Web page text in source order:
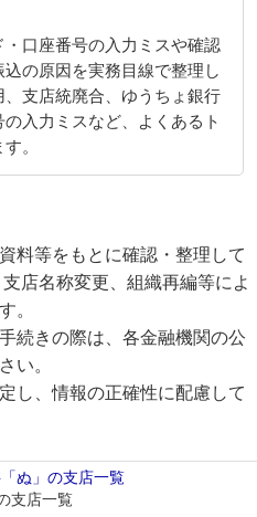
口座番号の入力ミスや確認
の原因を実務目線で整理し
支店統廃合、ゆうちょ銀行
入力ミスなど、よくあるト
。
料等をもとに確認・整理して
店名称変更、組織再編等によ
。
続きの際は、各金融機関の公
い。
し、情報の正確性に配慮して
ぬ」の支店一覧
支店一覧